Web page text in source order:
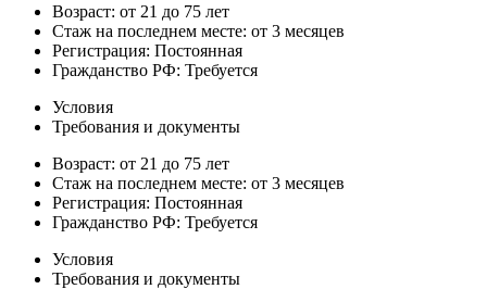
Возраст: от 21 до 75 лет
Стаж на последнем месте: от 3 месяцев
Регистрация: Постоянная
Гражданство РФ: Требуется
Условия
Требования и документы
Возраст: от 21 до 75 лет
Стаж на последнем месте: от 3 месяцев
Регистрация: Постоянная
Гражданство РФ: Требуется
Условия
Требования и документы